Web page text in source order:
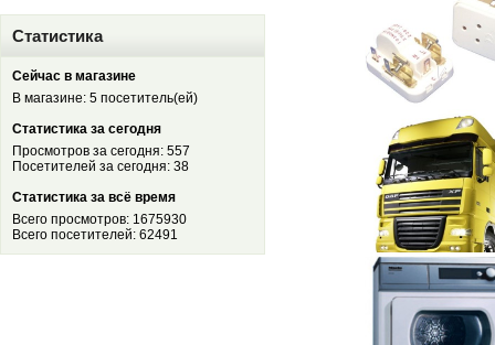
Статистика
Сейчас в магазине
В магазине: 5 посетитель(ей)
Статистика за сегодня
Просмотров за сегодня: 557
Посетителей за сегодня: 38
Статистика за всё время
Всего просмотров: 1675930
Всего посетителей: 62491